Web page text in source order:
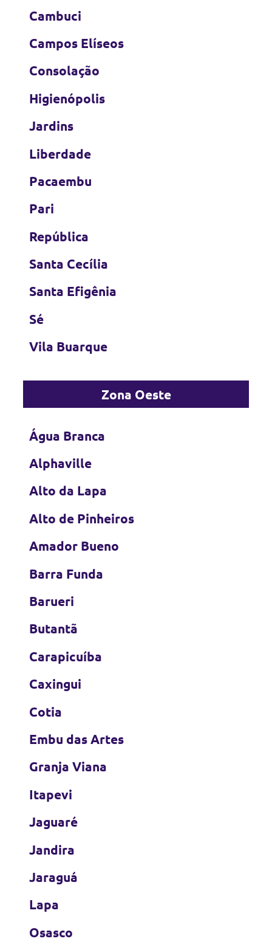
Cambuci
Campos Elíseos
Consolação
Higienópolis
Jardins
Liberdade
Pacaembu
Pari
República
Santa Cecília
Santa Efigênia
Sé
Vila Buarque
Zona Oeste
Água Branca
Alphaville
Alto da Lapa
Alto de Pinheiros
Amador Bueno
Barra Funda
Barueri
Butantã
Carapicuíba
Caxingui
Cotia
Embu das Artes
Granja Viana
Itapevi
Jaguaré
Jandira
Jaraguá
Lapa
Osasco